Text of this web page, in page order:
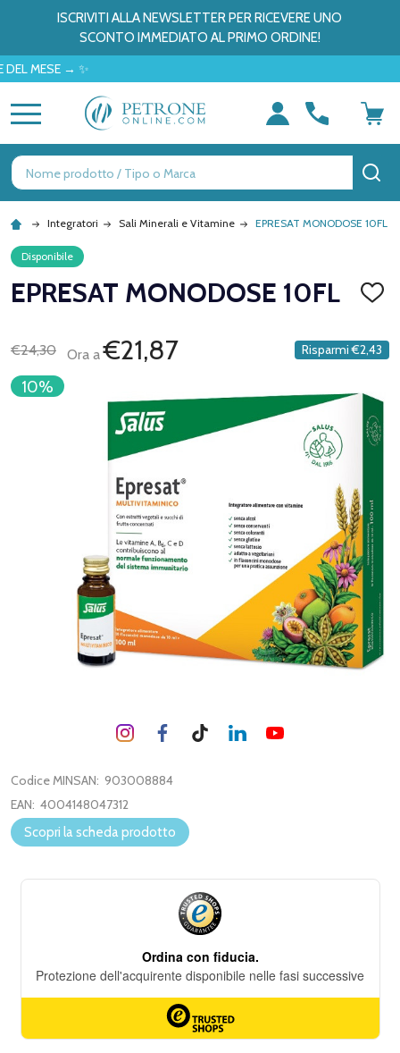
ISCRIVITI ALLA NEWSLETTER PER RICEVERE UNO
SCONTO IMMEDIATO AL PRIMO ORDINE!
→ ✨
Ricerca
Integratori Sali Minerali e Vitamine EPRESAT MONODOSE 10FL
Disponibile
EPRESAT MONODOSE 10FL
DEI
€24,30 Ora a€21,87 Risparmi €2,43
10%
Codice MINSAN: 903008884
EAN: 4004148047312
Scopri la scheda prodotto